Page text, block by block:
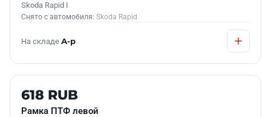
Skoda Rapid I
Снято с автомобиля: Skoda Rapid
На складе А-р
Б/У В НАЛИЧИИ
618 RUB
Рамка ПТФ левой